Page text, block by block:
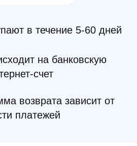
в течение 5-60 дней
на банковскую
счет
возврата зависит от
платежей